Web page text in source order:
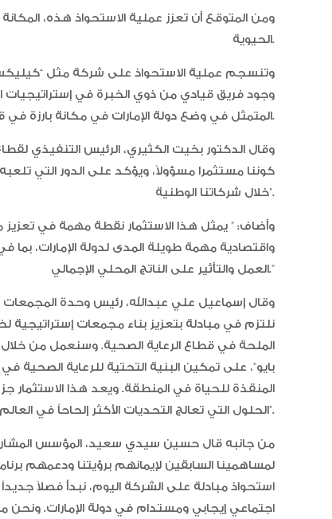
ومن المتوقع أن تعزز عملية الاستحواذ هذه، المكانةَ
الحيوية.
وتنسجم عملية الاستحواذ على شركة مثل
وجود فريق قيادي من ذوي الخبرة في إستراتيجيات
المتمثل في وضع دولة الإمارات في مكانة بارزة في قطاع صناعة الأدوية والتكنولوجيا الحيوية العالمي.
وقال الدكتور بخيت الكثيري، الرئيس التنفيذي
كوننا مستثمرا مسؤولاً، ويؤكد على الدور التي
خلال شركاتنا الوطنية”.
وأضاف: ” يمثل هذا الاستثمار نقطة مهمة في تعزيز
واقتصادية مهمة طويلة المدى لدولة الإمارات،
العمل والتأثير على الناتج المحلي الإجمالي.”
وقال إسماعيل علي عبدالله، رئيس وحدة المجمعات
نلتزم في مبادلة بتعزيز بناء مجمعات إستراتيجية
الملحة في قطاع الرعاية الصحية. وسنعمل من خلال
بايو”، على تمكين البنية التحتية للرعاية الصحية
المنقذة للحياة في المنطقة. ويعد هذا الاستثمار
الحلول التي تعالج التحديات الأكثر إلحاحاً في العالم”.
من جانبه قال حسين سيدي سعيد، المؤسس
لمساهمينا السابقين لإيمانهم برؤيتنا ودعمهم
استحواذ مبادلة على الشركة اليوم، نبدأ فصلاً
اجتماعي إيجابي ومستدام في دولة الإمارات. ونحن